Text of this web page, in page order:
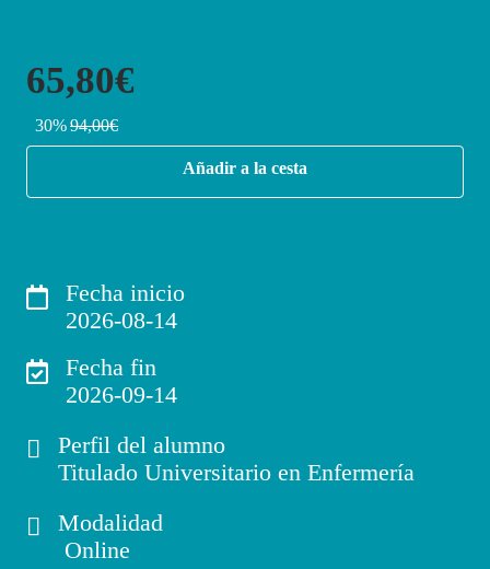
65,80€
30%94,00€
Añadir a la cesta
Fecha inicio
2026-08-14
Fecha fin
2026-09-14
Perfil del alumno
Titulado Universitario en Enfermería
Modalidad
Online